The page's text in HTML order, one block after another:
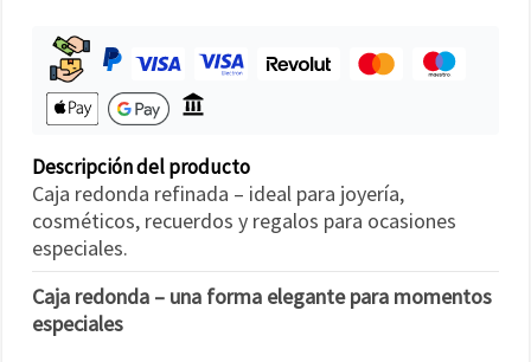
Descripción del producto
Caja redonda refinada – ideal para joyería,
cosméticos, recuerdos y regalos para ocasiones
especiales.
Caja redonda – una forma elegante para momentos
especiales